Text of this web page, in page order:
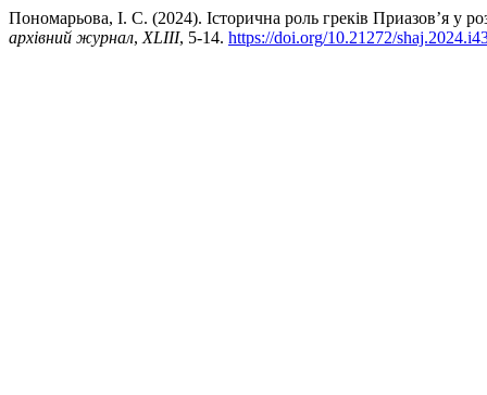
Пономарьова, І. С. (2024). Історична роль греків Приазов’я у
архівний журнал, XLIIІ, 5-14. https://doi.org/10.21272/